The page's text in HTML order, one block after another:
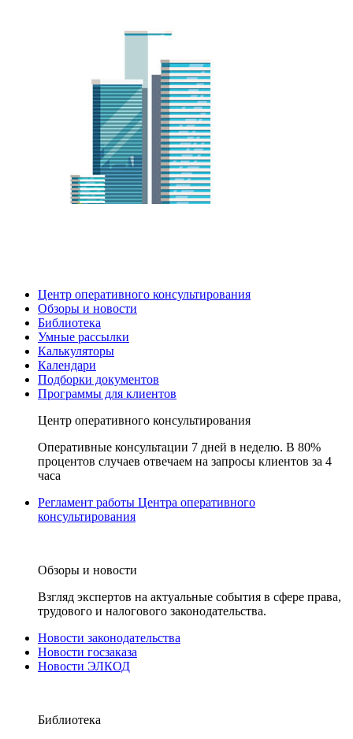
Центр оперативного консультирования
Обзоры и новости
Библиотека
Умные рассылки
Калькуляторы
Календари
Подборки документов
Программы для клиентов
Центр оперативного консультирования
Оперативные консультации 7 дней в неделю. В 80%
процентов случаев отвечаем на запросы клиентов за 4
часа
Регламент работы Центра оперативного
консультирования
Обзоры и новости
Взгляд экспертов на актуальные события в сфере права,
трудового и налогового законодательства.
Новости законодательства
Новости госзаказа
Новости ЭЛКОД
Библиотека